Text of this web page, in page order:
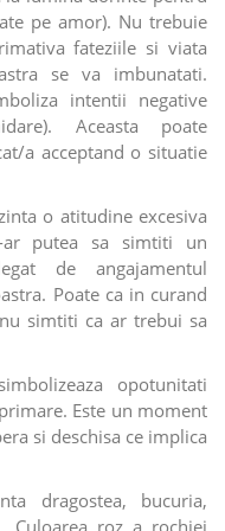
pe amor). Nu trebuie
fateziile si viata
se va imbunatati.
intentii negative
Aceasta poate
a acceptand o situatie
o atitudine excesiva
ar putea sa simtiti un
de angajamentul
Poate ca in curand
simtiti ca ar trebui sa
opotunitati
Este un moment
si deschisa ce implica
dragostea, bucuria,
Culoarea roz a rochiei